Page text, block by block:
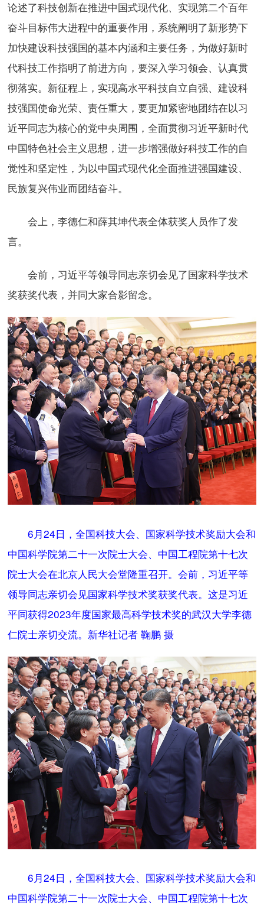
论述了科技创新在推进中国式现代化、实现第二个百年
奋斗目标伟大进程中的重要作用，系统阐明了新形势下
加快建设科技强国的基本内涵和主要任务，为做好新时
代科技工作指明了前进方向，要深入学习领会、认真贯
彻落实。新征程上，实现高水平科技自立自强、建设科
技强国使命光荣、责任重大，要更加紧密地团结在以习
近平同志为核心的党中央周围，全面贯彻习近平新时代
中国特色社会主义思想，进一步增强做好科技工作的自
觉性和坚定性，为以中国式现代化全面推进强国建设、
民族复兴伟业而团结奋斗。
会上，李德仁和薛其坤代表全体获奖人员作了发
言。
会前，习近平等领导同志亲切会见了国家科学技术
奖获奖代表，并同大家合影留念。
6月24日，全国科技大会、国家科学技术奖励大会和
中国科学院第二十一次院士大会、中国工程院第十七次
院士大会在北京人民大会堂隆重召开。会前，习近平等
领导同志亲切会见国家科学技术奖获奖代表。这是习近
平同获得2023年度国家最高科学技术奖的武汉大学李德
仁院士亲切交流。新华社记者 鞠鹏 摄
6月24日，全国科技大会、国家科学技术奖励大会和
中国科学院第二十一次院士大会、中国工程院第十七次